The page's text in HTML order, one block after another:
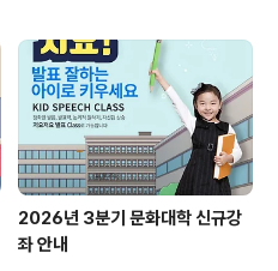
2026년 3분기 문화대학 신규강
좌 안내